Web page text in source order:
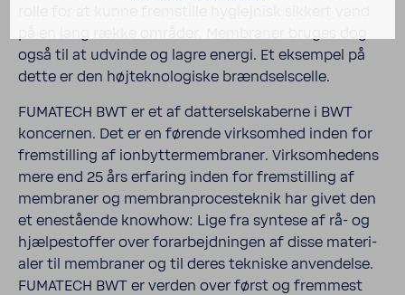
også til at udvinde og lagre energi. Et eksempel på
dette er den højtek­nol­o­giske brændsels­celle.
FUMATECH BWT er et af dattersel­sk­aberne i BWT
koncernen. Det er en førende virk­somhed inden for
frem­stilling af ionbyt­ter­mem­braner. Virk­somhe­dens
mere end 25 års erfaring inden for frem­stilling af
membraner og membran­pro­ces­teknik har givet den
et enestående knowhow: Lige fra syntese af rå- og
hjælpestoffer over forar­be­jd­ningen af disse mate­ri­
aler til membraner og til deres tekniske anven­delse.
FUMATECH BWT er verden over først og fremmest